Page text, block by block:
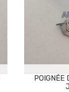
POIGNÉE